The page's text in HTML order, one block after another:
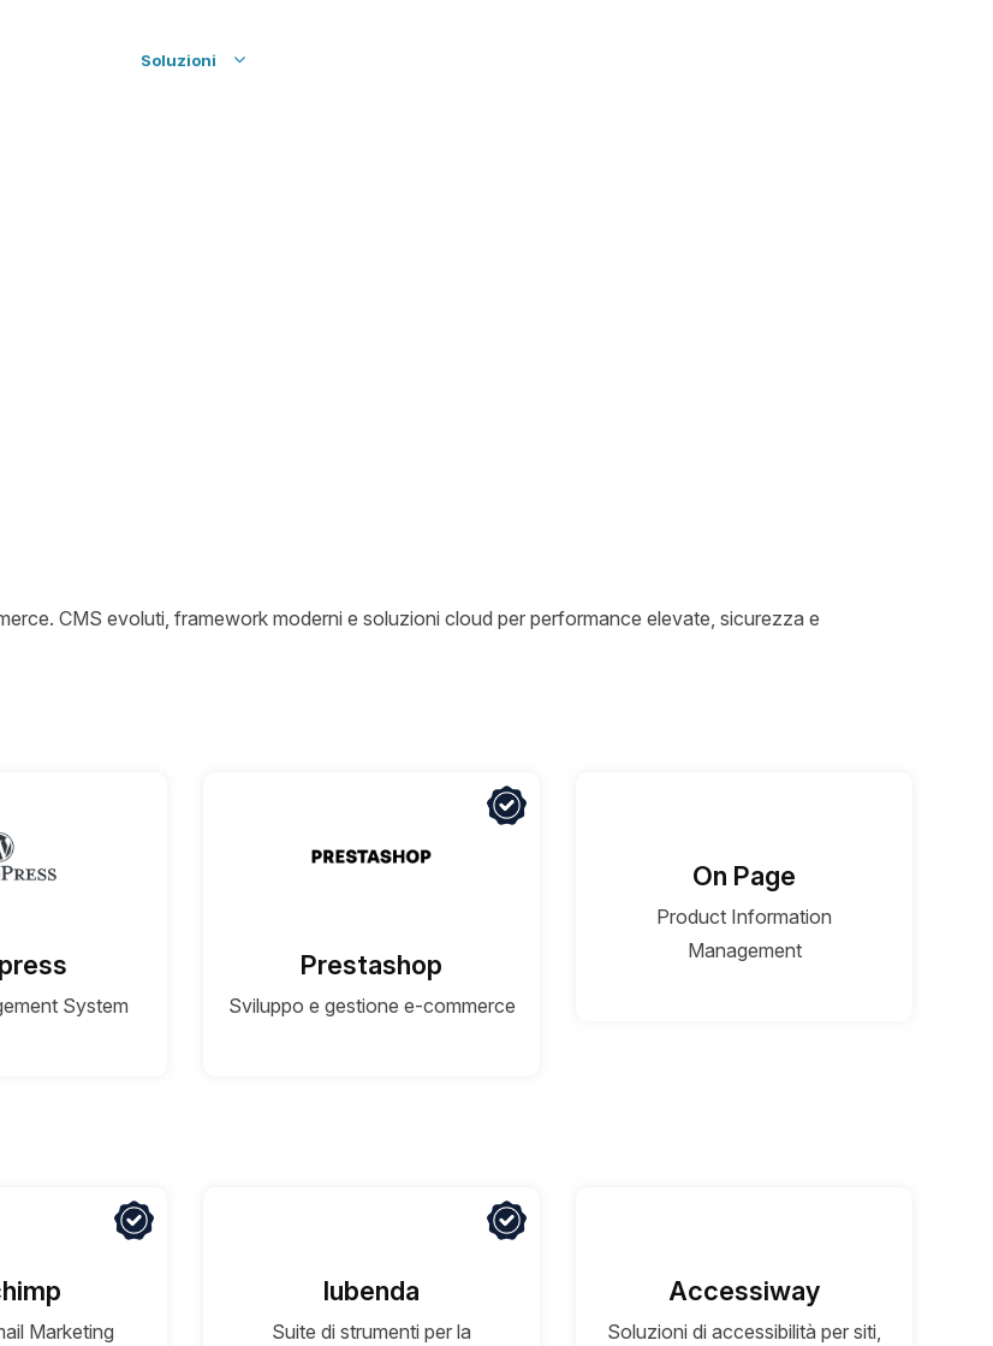
Soluzioni
CMS evoluti, framework moderni e soluzioni cloud per performance elevate, sicurezza e
System
Prestashop
Sviluppo e gestione e-commerce
On Page
Product Information
Management
Marketing
Iubenda
Suite di strumenti per la
Accessiway
Soluzioni di accessibilità per siti,